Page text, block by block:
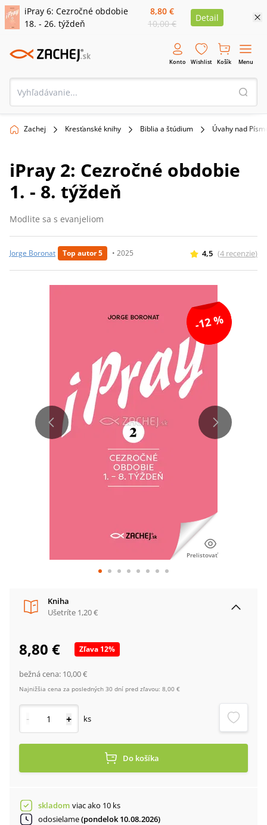
iPray 6: Cezročné obdobie
18. - 26. týždeň
8,80 €
10,00 €
Detail
Konto Wishlist Košík Menu
Zachej Kresťanské knihy Biblia a štúdium Úvahy nad
iPray 2: Cezročné obdobie
1. - 8. týždeň
Modlite sa s evanjeliom
Jorge Boronat Top autor 5 • 2025 4,5 (4 recenzie)
-12 %
Prelistovať
Kniha
Ušetríte 1,20 €
8,80 € Zľava 12%
bežná cena: 10,00 €
Najnižšia cena za posledných 30 dní pred zľavou: 8,00 €
- + ks
Do košíka
skladom viac ako 10 ks
odosielame(pondelok 10.08.2026)